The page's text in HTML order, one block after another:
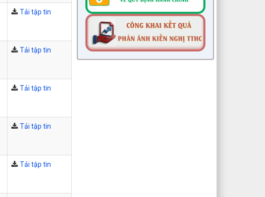
Tải tập tin
Tải tập tin
Tải tập tin
Tải tập tin
Tải tập tin